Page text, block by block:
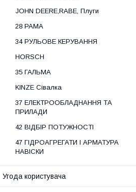
JOHN DEERE,RABE, Плуги
28 РАМА
34 РУЛЬОВЕ КЕРУВАННЯ
HORSCH
35 ГАЛЬМА
KINZE Сівалка
37 ЕЛЕКТРООБЛАДНАННЯ ТА
ПРИЛАДИ
42 ВІДБІР ПОТУЖНОСТІ
47 ГІДРОАГРЕГАТИ І АРМАТУРА
НАВІСКИ
Угода користувача